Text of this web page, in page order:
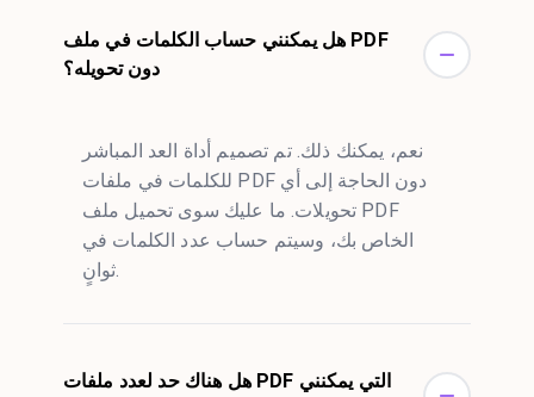
هل يمكنني حساب الكلمات في ملف PDF
دون تحويله؟
نعم، يمكنك ذلك. تم تصميم أداة العد المباشر
للكلمات في ملفات PDF دون الحاجة إلى أي
تحويلات. ما عليك سوى تحميل ملف PDF
الخاص بك، وسيتم حساب عدد الكلمات في
ثوانٍ.
هل هناك حد لعدد ملفات PDF التي يمكنني